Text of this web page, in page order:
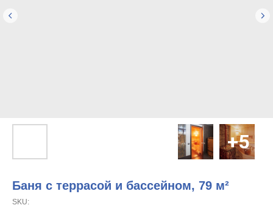
Баня с террасой и бассейном, 79 м²
SKU: